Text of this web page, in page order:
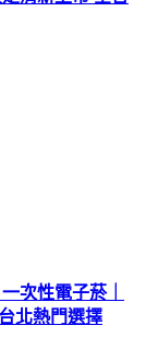
次性電子菸｜
北熱門選擇